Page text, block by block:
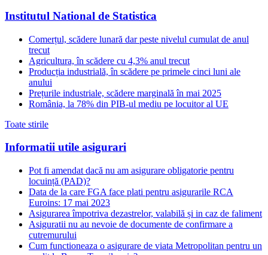
Institutul National de Statistica
Comerțul, scădere lunară dar peste nivelul cumulat de anul
trecut
Agricultura, în scădere cu 4,3% anul trecut
Producția industrială, în scădere pe primele cinci luni ale
anului
Prețurile industriale, scădere marginală în mai 2025
România, la 78% din PIB-ul mediu pe locuitor al UE
Toate stirile
Informatii utile asigurari
Pot fi amendat dacă nu am asigurare obligatorie pentru
locuință (PAD)?
Data de la care FGA face plati pentru asigurarile RCA
Euroins: 17 mai 2023
Asigurarea împotriva dezastrelor, valabilă și in caz de faliment
Asiguratii nu au nevoie de documente de confirmare a
cutremurului
Cum functioneaza o asigurare de viata Metropolitan pentru un